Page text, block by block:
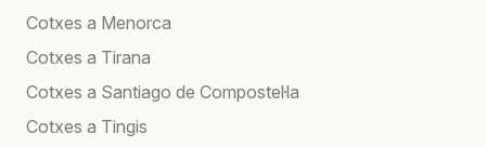
Cotxes a Menorca
Cotxes a Tirana
Cotxes a Santiago de Compostel·la
Cotxes a Tingis